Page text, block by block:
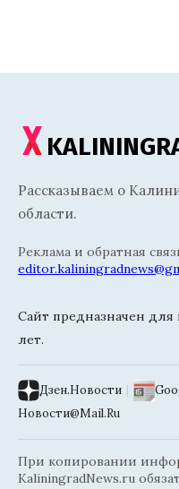
Рассказываем о
области.
Реклама и обратная
Сайт предназначен для
лет.
Дзен.Новости |
Новости@Mail.Ru
При копировании
KaliningradNews.ru